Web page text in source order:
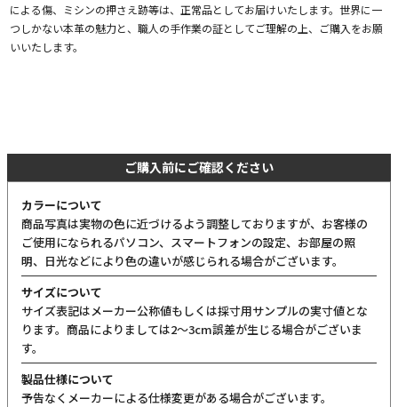
による傷、ミシンの押さえ跡等は、正常品としてお届けいたします。世界に一
つしかない本革の魅力と、職人の手作業の証としてご理解の上、ご購入をお願
いいたします。
ご購入前にご確認ください
カラーについて
商品写真は実物の色に近づけるよう調整しておりますが、お客様の
ご使用になられるパソコン、スマートフォンの設定、お部屋の照
明、日光などにより色の違いが感じられる場合がございます。
サイズについて
サイズ表記はメーカー公称値もしくは採寸用サンプルの実寸値とな
ります。商品によりましては2〜3cm誤差が生じる場合がございま
す。
製品仕様について
予告なくメーカーによる仕様変更がある場合がございます。